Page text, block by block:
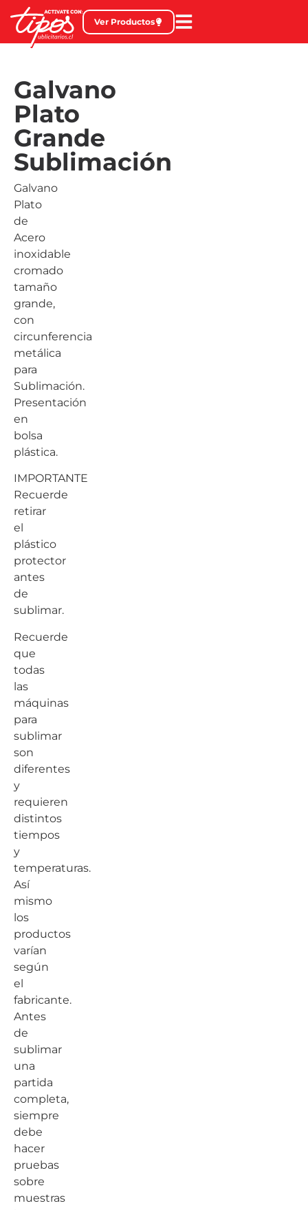
Ver Productos
Galvano
Plato
Grande
Sublimación
Galvano
Plato
de
Acero
inoxidable
cromado
tamaño
grande,
con
circunferencia
metálica
para
Sublimación.
Presentación
en
bolsa
plástica.
IMPORTANTE
Recuerde
retirar
el
plástico
protector
antes
de
sublimar.
Recuerde
que
todas
las
máquinas
para
sublimar
son
diferentes
y
requieren
distintos
tiempos
y
temperaturas.
Así
mismo
los
productos
varían
según
el
fabricante.
Antes
de
sublimar
una
partida
completa,
siempre
debe
hacer
pruebas
sobre
muestras